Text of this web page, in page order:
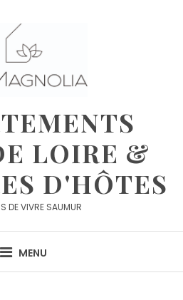
LOIRE &
D'HÔTES
DE VIVRE SAUMUR
MENU